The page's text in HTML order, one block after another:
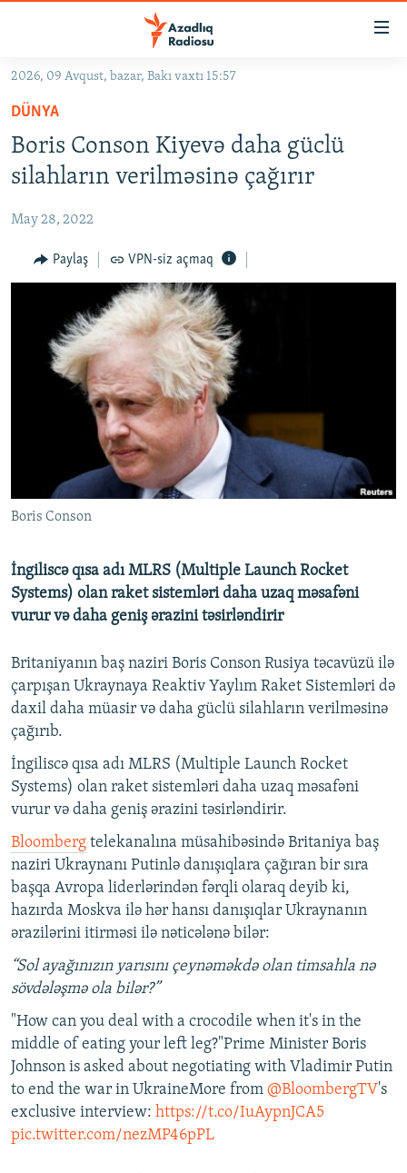
Əsas
qayıt
Əsas
naviqasiyaya
qayıt
KORRUPSIOMETR
FƏRQƏ BAX
QANUNI DOĞRU
MULTIMEDIA
VIDEO
FOTOQALEREYA
İNFOQRAFIKA
RADIO ARXIV
OXU ZALI
AZƏRBAYCAN ƏDƏBIYYATI KITABXANASI
İSLAM VƏ DEMOKRATIYA
İZ - MƏDƏNIYYƏT PROQRAMI
HAQQIMIZDA
PEŞƏ ETIKASI VƏ JURNALISTIKA STANDARTLARIMIZ
MATERIALLARIMIZDAN ISTIFADƏ
AZADLIQRADIOSU MOBIL TELEFONUNUZDA
XƏBƏR BÜLLETENLƏRIMIZ
RFE/RL-in bütün saytları
2026, 09 Avqust, bazar, Bakı vaxtı 15:57
DÜNYA
Boris Conson Kiyevə daha güclü
silahların verilməsinə çağırır
May 28, 2022
Paylaş VPN-siz açmaq
Boris Conson
İngiliscə qısa adı MLRS (Multiple Launch Rocket
Systems) olan raket sistemləri daha uzaq məsafəni
vurur və daha geniş ərazini təsirləndirir
Britaniyanın baş naziri Boris Conson Rusiya təcavüzü ilə
çarpışan Ukraynaya Reaktiv Yaylım Raket Sistemləri də
daxil daha müasir və daha güclü silahların verilməsinə
çağırıb.
İngiliscə qısa adı MLRS (Multiple Launch Rocket
Systems) olan raket sistemləri daha uzaq məsafəni
vurur və daha geniş ərazini təsirləndirir.
Bloomberg telekanalına müsahibəsində Britaniya baş
naziri Ukraynanı Putinlə danışıqlara çağıran bir sıra
başqa Avropa liderlərindən fərqli olaraq deyib ki,
hazırda Moskva ilə hər hansı danışıqlar Ukraynanın
ərazilərini itirməsi ilə nəticələnə bilər:
“Sol ayağınızın yarısını çeynəməkdə olan timsahla nə
sövdələşmə ola bilər?”
"How can you deal with a crocodile when it's in the
middle of eating your left leg?"Prime Minister Boris
Johnson is asked about negotiating with Vladimir Putin
to end the war in UkraineMore from @BloombergTV's
exclusive interview: https://t.co/IuAypnJCA5
pic.twitter.com/nezMP46pPL